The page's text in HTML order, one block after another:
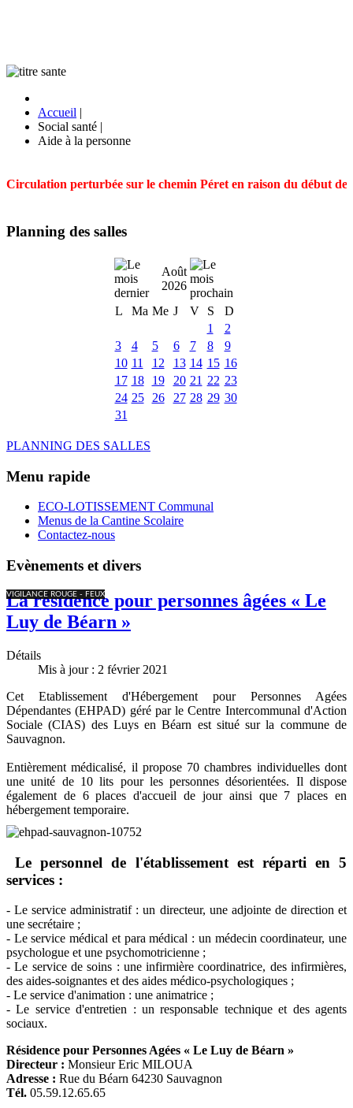
Accueil |
Social santé |
Aide à la personne
Circulation perturbée sur le chemin Péret en raison du début
Planning des salles
Août
2026
L
Ma Me J V S
D
1
2
3
4 5 6 7 8
9
10 11 12 13 14 15 16
17 18 19 20 21 22 23
24 25 26 27 28 29 30
31
PLANNING DES SALLES
Menu rapide
ECO-LOTISSEMENT Communal
Menus de la Cantine Scolaire
Contactez-nous
Evènements et divers
VIGILANCE ROUGE - FEUX
La résidence pour personnes âgées « Le
Luy de Béarn »
Détails
Mis à jour : 2 février 2021
Cet Etablissement d'Hébergement pour Personnes Agées
Dépendantes (EHPAD) géré par le Centre Intercommunal d'Action
Sociale (CIAS) des Luys en Béarn est situé sur la commune de
Sauvagnon.
Entièrement médicalisé, il propose 70 chambres individuelles dont
une unité de 10 lits pour les personnes désorientées. Il dispose
également de 6 places d'accueil de jour ainsi que 7 places en
hébergement temporaire.
Le personnel de l'établissement est réparti en 5
services :
- Le service administratif : un directeur, une adjointe de direction et
une secrétaire ;
- Le service médical et para médical : un médecin coordinateur, une
psychologue et une psychomotricienne ;
- Le service de soins : une infirmière coordinatrice, des infirmières,
des aides-soignantes et des aides médico-psychologiques ;
- Le service d'animation : une animatrice ;
- Le service d'entretien : un responsable technique et des agents
sociaux.
Résidence pour Personnes Agées « Le Luy de Béarn »
Directeur : Monsieur Eric MILOUA
Adresse : Rue du Béarn 64230 Sauvagnon
Tél. 05.59.12.65.65